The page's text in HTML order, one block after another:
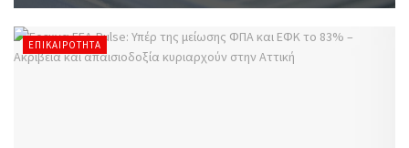
ΕΠΙΚΑΙΡΌΤΗΤΑ